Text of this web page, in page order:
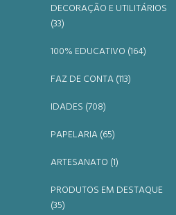
DECORAÇÃO E UTILITÁRIOS
(33)
100% EDUCATIVO (164)
FAZ DE CONTA (113)
IDADES (708)
PAPELARIA (65)
ARTESANATO (1)
PRODUTOS EM DESTAQUE
(35)